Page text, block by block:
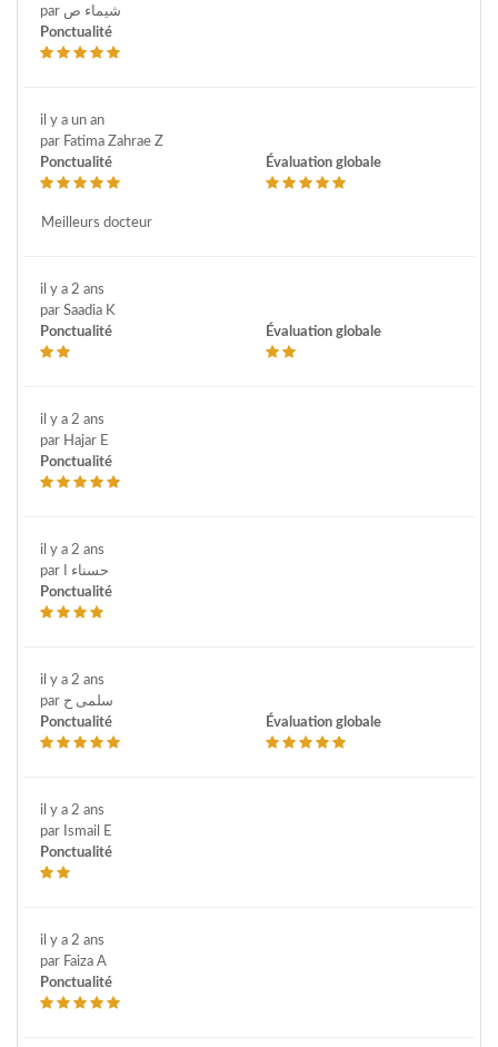
par شيماء ص
Ponctualité
il y a un an
par Fatima Zahrae Z
Ponctualité
Évaluation globale
Meilleurs docteur
il y a 2 ans
par Saadia K
Ponctualité
Évaluation globale
il y a 2 ans
par Hajar E
Ponctualité
il y a 2 ans
par حسناء ا
Ponctualité
il y a 2 ans
par سلمى ح
Ponctualité
Évaluation globale
il y a 2 ans
par Ismail E
Ponctualité
il y a 2 ans
par Faiza A
Ponctualité